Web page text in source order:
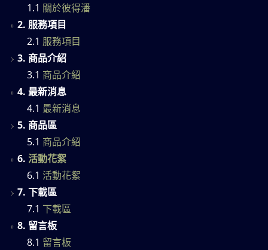
1.1 關於彼得潘
2. 服務項目
2.1 服務項目
3. 商品介紹
3.1 商品介紹
4. 最新消息
4.1 最新消息
5. 商品區
5.1 商品介紹
6. 活動花絮
6.1 活動花絮
7. 下載區
7.1 下載區
8. 留言板
8.1 留言板